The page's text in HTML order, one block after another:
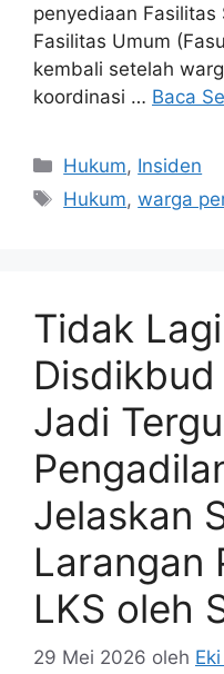
penyediaan Fasilitas
Fasilitas Umum
kembali setelah
koordinasi … Baca
Kategori
Hukum, Insiden
Tag
Hukum,warga
Tidak
Jadi
Jelaskan
Larangan
LKS oleh
29 Mei 2026 oleh